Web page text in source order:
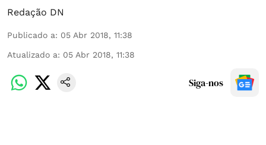
Redação DN
Publicado a: 05 Abr 2018, 11:38
Atualizado a: 05 Abr 2018, 11:38
Siga-nos